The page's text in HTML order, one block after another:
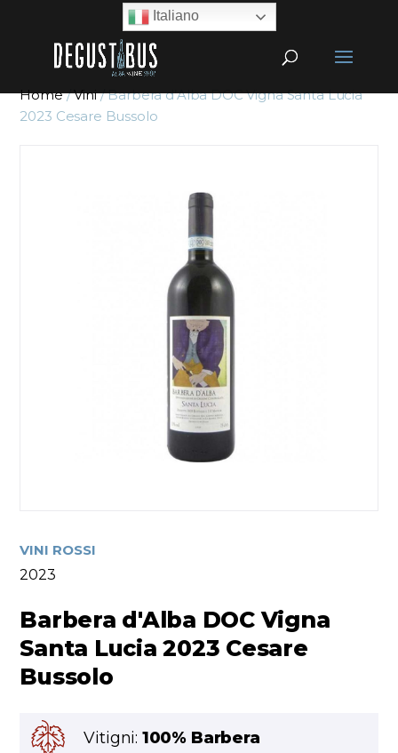
Home/Vini/ Barbera d’Alba DOC Vigna Santa Lucia
2023 Cesare Bussolo
VINI ROSSI
2023
Barbera d'Alba DOC Vigna
Santa Lucia 2023 Cesare
Bussolo
Vitigni: 100% Barbera
Italiano